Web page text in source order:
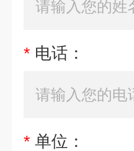
* 电话：
* 单位：